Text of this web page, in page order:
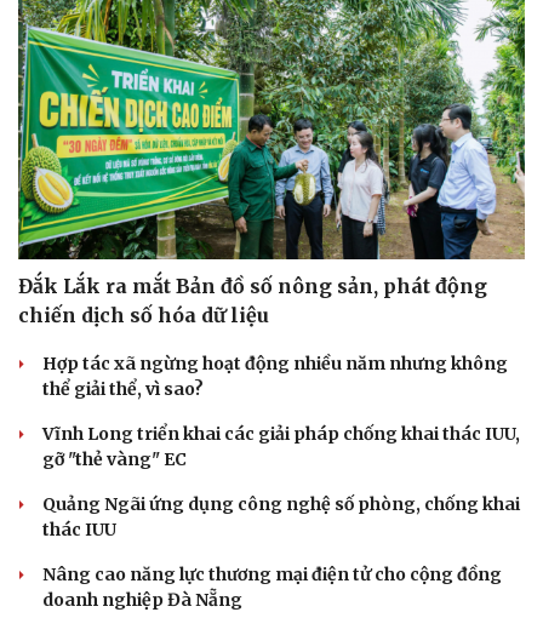
Đắk Lắk ra mắt Bản đồ số nông sản, phát động
chiến dịch số hóa dữ liệu
Hợp tác xã ngừng hoạt động nhiều năm nhưng không
thể giải thể, vì sao?
Vĩnh Long triển khai các giải pháp chống khai thác IUU,
gỡ "thẻ vàng" EC
Quảng Ngãi ứng dụng công nghệ số phòng, chống khai
thác IUU
Nâng cao năng lực thương mại điện tử cho cộng đồng
doanh nghiệp Đà Nẵng